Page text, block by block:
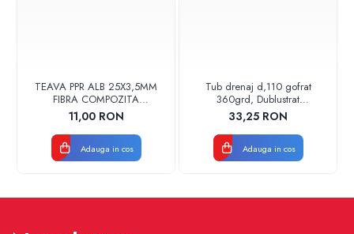
TEAVA PPR ALB 25X3,5MM
FIBRA COMPOZITA
10033025004
VALDUOTHERM VALROM
11,00 RON
Adauga in cos
Tub drenaj d,110 gofrat
360grd, Dublustrat
verde/negru 110152 Drainkit
33,25 RON
Adauga in cos